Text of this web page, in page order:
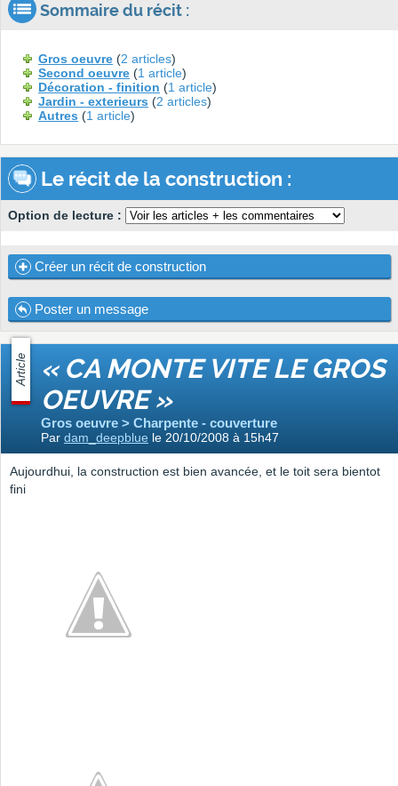
Sommaire du récit :
Gros oeuvre (2 articles)
Second oeuvre (1 article)
Décoration - finition (1 article)
Jardin - exterieurs (2 articles)
Autres (1 article)
Le récit de la construction :
Option de lecture :
Créer un récit de construction
Poster un message
Article « CA MONTE VITE LE GROS
OEUVRE »
Gros oeuvre > Charpente - couverture
Par dam_deepblue le 20/10/2008 à 15h47
Aujourdhui, la construction est bien avancée, et le toit sera bientot
fini